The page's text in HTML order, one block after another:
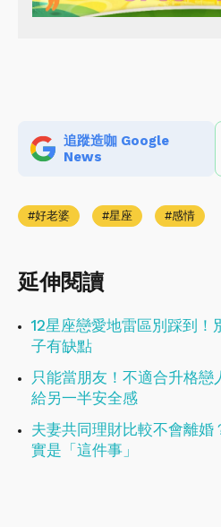
追蹤造咖 Google
News
好老婆 星座 感情
延伸閱讀
12星座戀愛地雷區別踩到
子有缺點
只能當朋友！不適合升格
給另一半安全感
夫妻共同理財比較不會離
實是「這件事」